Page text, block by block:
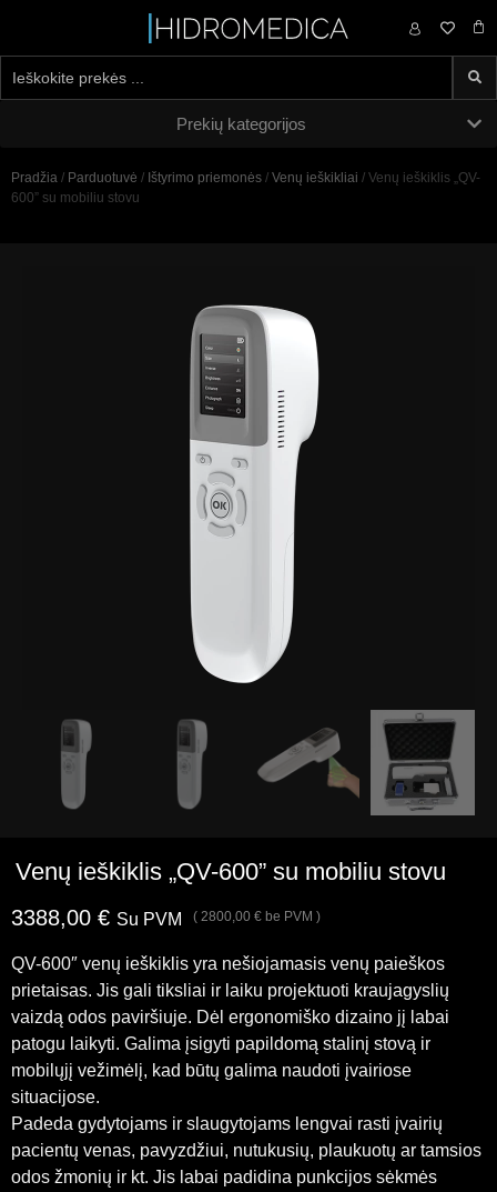
0,00 €
Prekių kategorijos
Pradžia / Parduotuvė / Ištyrimo priemonės / Venų ieškikliai / Venų ieškiklis „QV-
600” su mobiliu stovu
Venų ieškiklis „QV-600” su mobiliu stovu
3388,00 € Su PVM ( 2800,00 € be PVM )
QV-600″ venų ieškiklis yra nešiojamasis venų paieškos
prietaisas. Jis gali tiksliai ir laiku projektuoti kraujagyslių
vaizdą odos paviršiuje. Dėl ergonomiško dizaino jį labai
patogu laikyti. Galima įsigyti papildomą stalinį stovą ir
mobilųjį vežimėlį, kad būtų galima naudoti įvairiose
situacijose.
Padeda gydytojams ir slaugytojams lengvai rasti įvairių
pacientų venas, pavyzdžiui, nutukusių, plaukuotų ar tamsios
odos žmonių ir kt. Jis labai padidina punkcijos sėkmės